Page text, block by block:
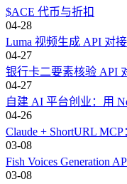
$ACE 代币与折扣
04-28
Luma 视频生成 API 对
04-27
银行卡二要素核验 API
04-27
自建 AI 平台创业：用
04-26
Claude + ShortURL
03-08
Fish Voices Generation
03-08